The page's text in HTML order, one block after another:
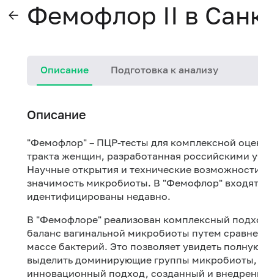
Фемофлор II в
Описание Подготовка к анализу
Описание
"Фемофлор" – ПЦР-тесты для комплексной
тракта женщин, разработанная российскими
Научные открытия и технические
значимость микробиоты. В "Фемофлор"
идентифицированы недавно.
В "Фемофлоре" реализован комплексный
баланс вагинальной микробиоты путем
массе бактерий. Это позволяет увидеть
выделить доминирующие группы
инновационный подход, созданный и